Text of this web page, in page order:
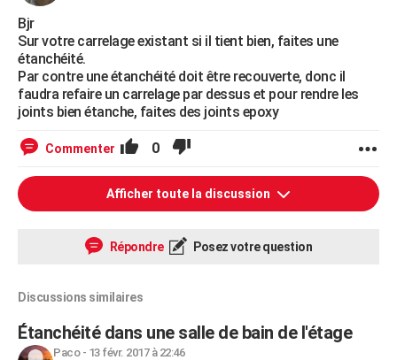
Bjr
Sur votre carrelage existant si il tient bien, faites une
étanchéité.
Par contre une étanchéité doit être recouverte, donc il
faudra refaire un carrelage par dessus et pour rendre les
joints bien étanche, faites des joints epoxy
Commenter 0
Afficher toute la discussion
Répondre Posez votre question
Discussions similaires
Étanchéité dans une salle de bain de l'étage
Paco- 13 févr. 2017 à 22:46